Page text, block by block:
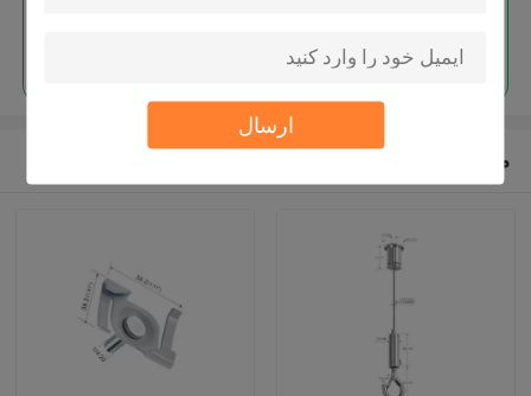
ارسال
محصولات توصیه شده